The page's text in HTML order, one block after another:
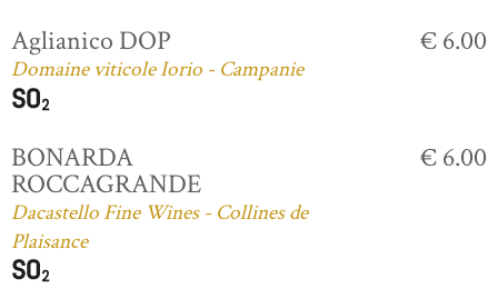
Aglianico DOP
Domaine viticole Iorio - Campanie
€ 6.00
BONARDA
ROCCAGRANDE
Dacastello Fine Wines - Collines de
Plaisance
€ 6.00